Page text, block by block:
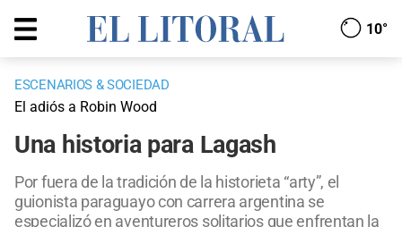
10°
ESCENARIOS & SOCIEDAD
El adiós a Robin Wood
Una historia para Lagash
Por fuera de la tradición de la historieta “arty”, el
guionista paraguayo con carrera argentina se
especializó en aventureros solitarios que enfrentan la